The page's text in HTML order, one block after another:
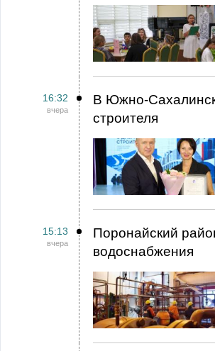
16:32
вчера
В Южно-
строителя
15:13
вчера
Поронайский
водоснабжения